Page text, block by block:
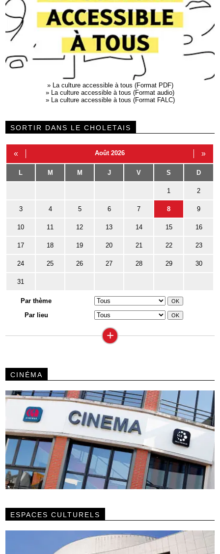
» La culture accessible à tous (Format PDF)
» La culture accessible à tous (Format audio)
» La culture accessible à tous (Format FALC)
SORTIR DANS LE CHOLETAIS
« Août 2026 »
L M M J V S D
1 2
3 4 5 6 7 8 9
10 11 12 13 14 15 16
17 18 19 20 21 22 23
24 25 26 27 28 29 30
31
Par thème
Par lieu
+
CINÉMA
ESPACES CULTURELS